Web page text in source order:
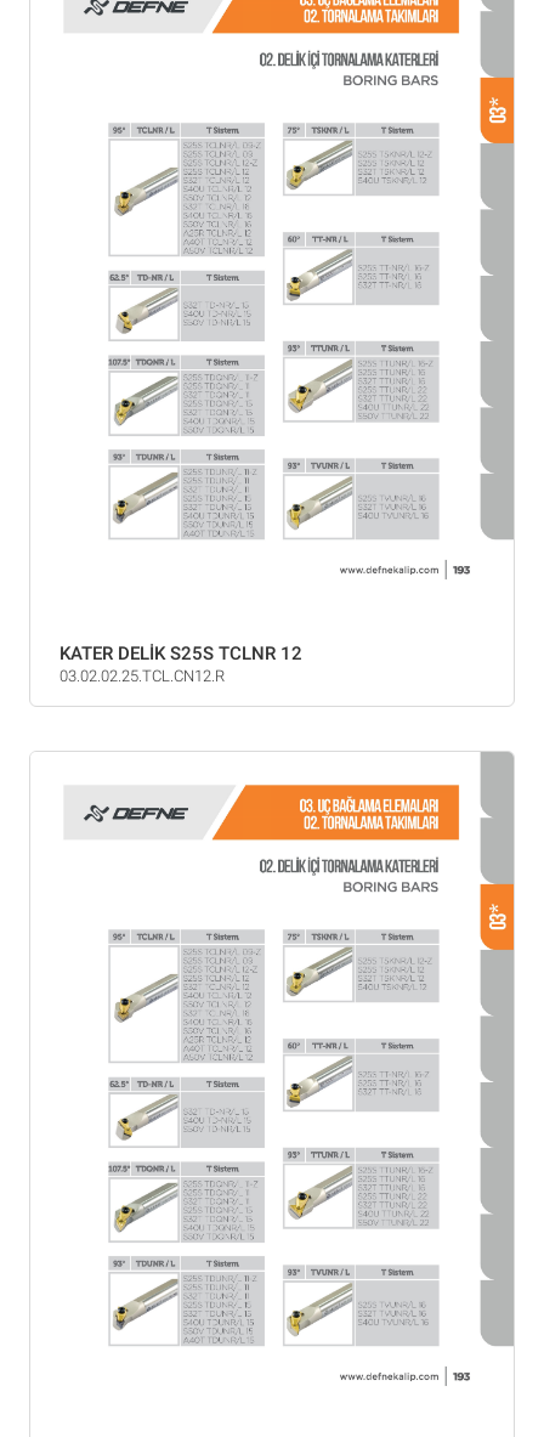
KATER DELİK S25S TCLNR 12
03.02.02.25.TCL.CN12.R